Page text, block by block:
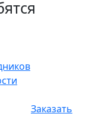
Заказать